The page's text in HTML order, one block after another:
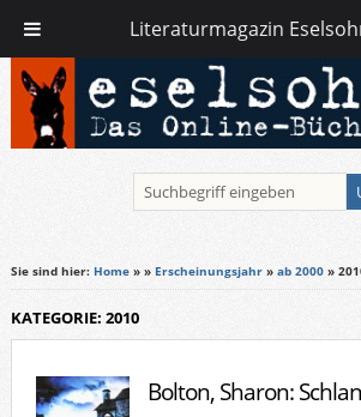
Sie sind hier: Home» » Erscheinungsjahr» ab 2000»
KATEGORIE: 2010
Bolton, Sharon:
Literaturmagazin